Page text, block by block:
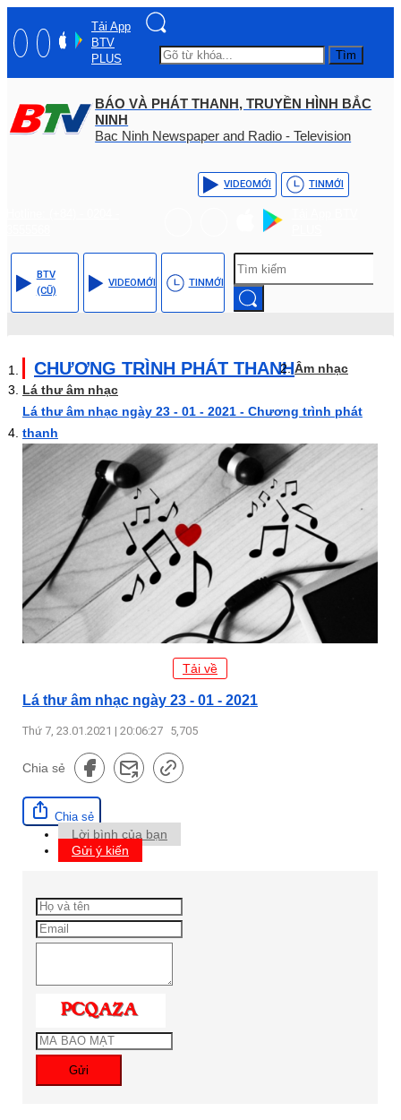
Tải App
BTV
PLUS
Tìm
BÁO VÀ PHÁT THANH, TRUYỀN HÌNH BẮC
NINH
Bac Ninh Newspaper and Radio - Television
VIDEOMỚI TINMỚI
BTV
(CŨ)
VIDEOMỚI TINMỚI
CHƯƠNG TRÌNH PHÁT THANHÂm nhạc
Lá thư âm nhạc
Lá thư âm nhạc ngày 23 - 01 - 2021 - Chương trình phát
thanh
Tải về
Lá thư âm nhạc ngày 23 - 01 - 2021
Thứ 7, 23.01.2021 | 20:06:27 5,705
Chia sẻ
Chia sẻ
Lời bình của bạn
Gửi ý kiến
Gửi